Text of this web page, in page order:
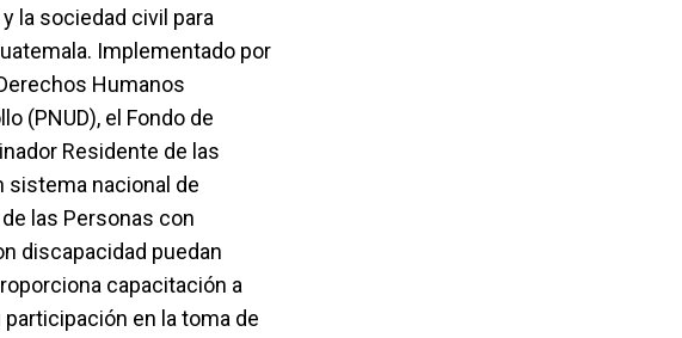
la sociedad civil para
Implementado por
Humanos
(PNUD), el Fondo de
Residente de las
sistema nacional de
las Personas con
discapacidad puedan
capacitación a
en la toma de